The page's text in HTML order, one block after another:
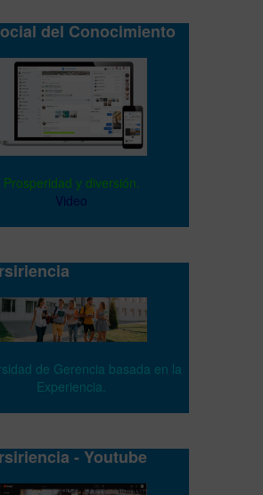
del Conocimiento
Prosperidad y diversión.
Video
de Gerencia basada en la
Experiencia.
- Youtube